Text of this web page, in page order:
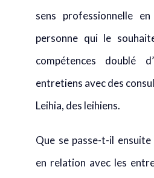
sens professionnelle
personne qui le
compétences doublé
entretiens avec des
Leihia, des leihiens.
Que se passe-t-il
en relation avec les